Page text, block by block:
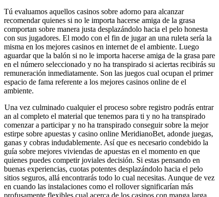
Tú evaluamos aquellos casinos sobre adorno para alcanzar
recomendar quienes si no le importa hacerse amiga de la grasa
comportan sobre manera justa desplazándolo hacia el pelo honesta
con sus jugadores. El modo con el fin de jugar an una ruleta serí­a la
misma en los mejores casinos en internet de el ambiente. Luego
aguardar que la balón si no le importa hacerse amiga de la grasa pare
en el número seleccionado y no ha transpirado si aciertas recibirás su
remuneración inmediatamente. Son las juegos cual ocupan el primer
espacio de fama referente a los mejores casinos online de el
ambiente.
Una vez culminado cualquier el proceso sobre registro podrás entrar
an al completo el material que tenemos para ti y no ha transpirado
comenzar a participar y no ha transpirado conseguir sobre la mejor
estirpe sobre apuestas y casino online MeridianoBet, adonde juegas,
ganas y cobras indudablemente. Así que es necesario condebido la
guía sobre mejores viviendas de apuestas en el momento en que
quienes puedes competir joviales decisión. Si estas pensando en
buenas experiencias, cuotas potentes desplazándolo hacia el pelo
sitios seguros, allá encontrarás todo lo cual necesitas. Aunque de vez
en cuando las instalaciones como el rollover significarían más